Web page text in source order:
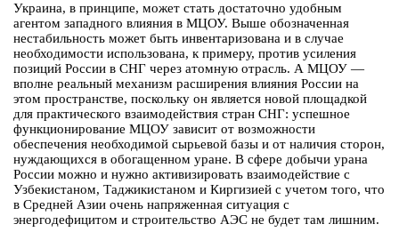
Украина, в принципе, может стать достаточно удобным
агентом западного влияния в МЦОУ. Выше обозначенная
нестабильность может быть инвентаризована и в случае
необходимости использована, к примеру, против усиления
позиций России в СНГ через атомную отрасль. А МЦОУ —
вполне реальный механизм расширения влияния России на
этом пространстве, поскольку он является новой площадкой
для практического взаимодействия стран СНГ: успешное
функционирование МЦОУ зависит от возможности
обеспечения необходимой сырьевой базы и от наличия сторон,
нуждающихся в обогащенном уране. В сфере добычи урана
России можно и нужно активизировать взаимодействие с
Узбекистаном, Таджикистаном и Киргизией с учетом того, что
в Средней Азии очень напряженная ситуация с
энергодефицитом и строительство АЭС не будет там лишним.